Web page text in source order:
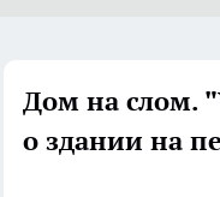
Дом на слом.
о здании на